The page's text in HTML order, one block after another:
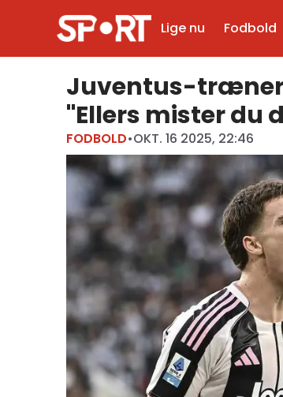
Lige nu Fodbold
Juventus-
"Ellers mister du
FODBOLD•OKT. 16 2025, 22:46